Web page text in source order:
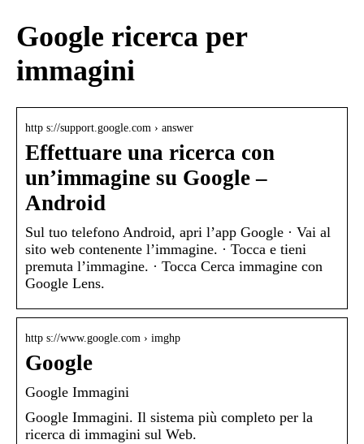
Google ricerca per
immagini
http s://support.google.com › answer
Effettuare una ricerca con
un’immagine su Google –
Android
Sul tuo telefono Android, apri l’app Google · Vai al
sito web contenente l’immagine. · Tocca e tieni
premuta l’immagine. · Tocca Cerca immagine con
Google Lens.
http s://www.google.com › imghp
Google
Google Immagini
Google Immagini. Il sistema più completo per la
ricerca di immagini sul Web.